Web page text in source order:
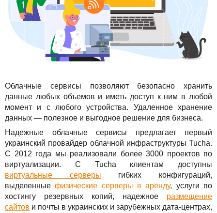
TuchaBackup
TuchaHosting
TuchaSync
Удаленный офис
Реселінг хостингу
Карьера
Облачные сервисы позволяют безопасно хранить
данные любых объемов и иметь доступ к ним в любой
момент и с любого устройства. Удаленное хранение
данных — полезное и выгодное решение для бизнеса.
Надежные облачные сервисы предлагает первый
украинский провайдер облачной инфраструктуры Tucha.
С 2012 года мы реализовали более 3000 проектов по
виртуализации. С Tucha клиентам доступны
виртуальные серверы гибких конфигураций,
выделенныефизические серверы в аренду, услуги по
хостингу резервных копий, надежное размещение
сайтов и почты в украинских и зарубежных дата-центрах,